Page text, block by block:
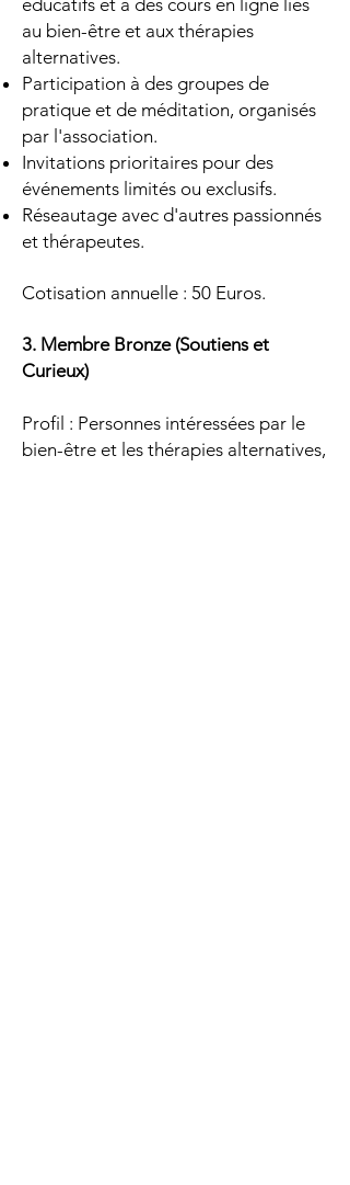
éducatifs et à des cours en ligne liés
au bien-être et aux thérapies
alternatives.
Participation à des groupes de
pratique et de méditation, organisés
par l'association.
Invitations prioritaires pour des
événements limités ou exclusifs.
Réseautage avec d'autres passionnés
et thérapeutes.
Cotisation annuelle : 50 Euros.
3. Membre Bronze (Soutiens et
Curieux)
Profil : Personnes intéressées par le
bien-être et les thérapies alternatives,